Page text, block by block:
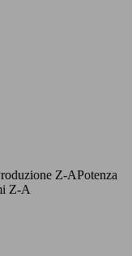
Z-APotenza
Z-A